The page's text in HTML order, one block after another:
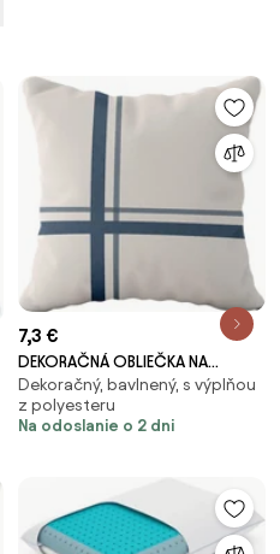
7,3 €
DEKORAČNÁ OBLIEČKA NA
VANKÚŠ RUSTICA4 43X43 CM
VZOROVANÁ
Dekoračný, bavlnený, s výplňou
z polyesteru
Na odoslanie o 2 dni